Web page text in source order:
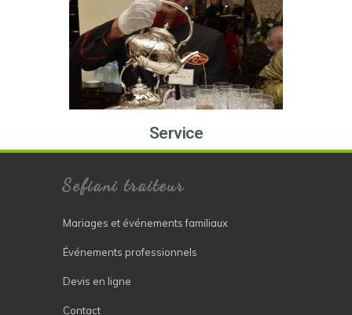
Service
Sefiani traiteur
Mariages et événements familiaux
Événements professionnels
Devis en ligne
Contact